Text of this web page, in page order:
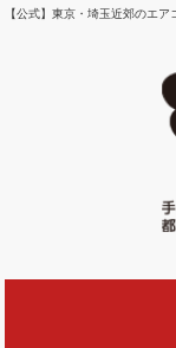
【公式】東京・埼玉近郊のエ